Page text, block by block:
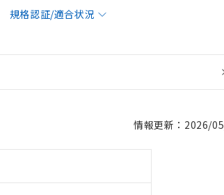
規格認証/適合状況
情報更新：2026/